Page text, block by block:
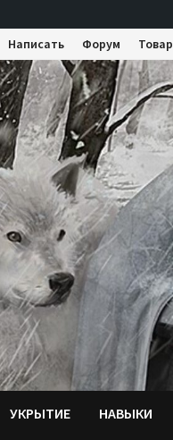
Написать Форум
УКРЫТИЕ НАВЫКИ